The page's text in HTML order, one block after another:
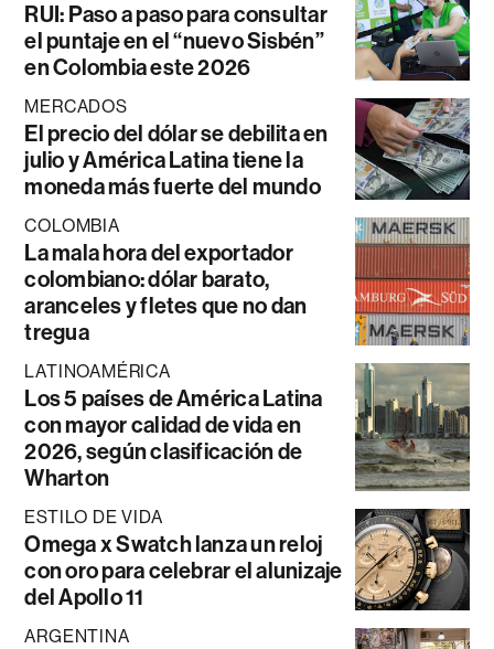
RUI: Paso a paso para consultar
el puntaje en el “nuevo Sisbén”
en Colombia este 2026
MERCADOS
El precio del dólar se debilita en
julio y América Latina tiene la
moneda más fuerte del mundo
COLOMBIA
La mala hora del exportador
colombiano: dólar barato,
aranceles y fletes que no dan
tregua
LATINOAMÉRICA
Los 5 países de América Latina
con mayor calidad de vida en
2026, según clasificación de
Wharton
ESTILO DE VIDA
Omega x Swatch lanza un reloj
con oro para celebrar el alunizaje
del Apollo 11
ARGENTINA